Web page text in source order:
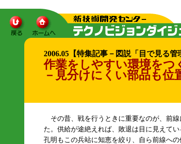
2006.05【特集記事－図説「目で見る管
作業をしやすい環境をつ
－見分けにくい部品も位
その昔、戦を行うときに重要なのが、前
た。供給が途絶えれば、敗退は目に見えて
孔明もこの兵站に知恵を絞り、自ら前線への